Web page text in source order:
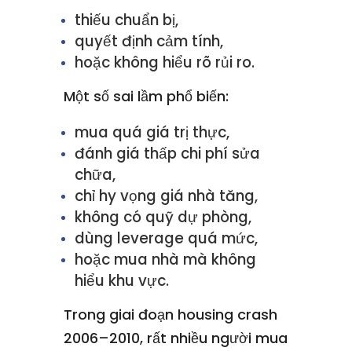
thiếu chuẩn bị,
quyết định cảm tính,
hoặc không hiểu rõ rủi ro.
Một số sai lầm phổ biến:
mua quá giá trị thực,
đánh giá thấp chi phí sửa
chữa,
chỉ hy vọng giá nhà tăng,
không có quỹ dự phòng,
dùng leverage quá mức,
hoặc mua nhà mà không
hiểu khu vực.
Trong giai đoạn housing crash
2006–2010, rất nhiều người mua